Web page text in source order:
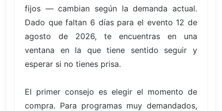
fijos — cambian según la demanda actual.
Dado que faltan 6 días para el evento 12 de
agosto de 2026, te encuentras en una
ventana en la que tiene sentido seguir y
esperar si no tienes prisa.
El primer consejo es elegir el momento de
compra. Para programas muy demandados,